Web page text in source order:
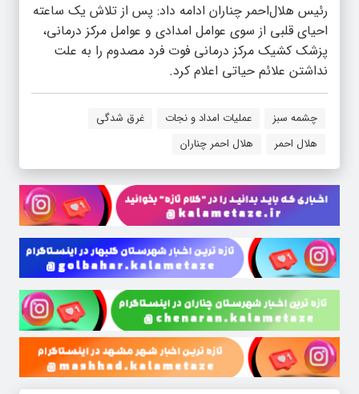
رئیس هلال‌احمر چناران ادامه داد: پس از تلاش یک ساعته
احیای قلبی از سوی عوامل امدادی و عوامل مرکز درمانی،
پزشک کشیک مرکز درمانی فوت فرد مصدوم را به علت
نداشتن علائم حیاتی اعلام کرد.
چشمه سبز عملیات امداد و نجات
غرق شدگی
هلال احمر
هلال احمر چناران